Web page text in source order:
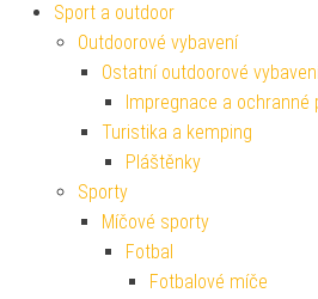
Sport a outdoor
Outdoorové vybavení
Ostatní outdoorové
Impregnace a ochranné
Turistika a kemping
Pláštěnky
Sporty
Míčové sporty
Fotbal
Fotbalové míče